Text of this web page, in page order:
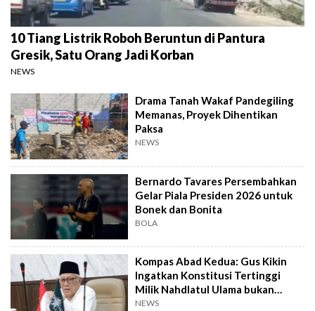
10 Tiang Listrik Roboh Beruntun di Pantura
Gresik, Satu Orang Jadi Korban
NEWS
Drama Tanah Wakaf Pandegiling
Memanas, Proyek Dihentikan
Paksa
NEWS
Bernardo Tavares Persembahkan
Gelar Piala Presiden 2026 untuk
Bonek dan Bonita
BOLA
Kompas Abad Kedua: Gus Kikin
Ingatkan Konstitusi Tertinggi
Milik Nahdlatul Ulama bukan
AD/ART
NEWS